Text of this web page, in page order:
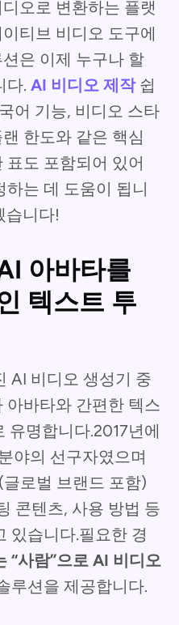
오로 변환하는 플랫
티브 비디오 도구에
은 이제 누구나 할
다. AI 비디오 제작쉽
어 기능, 비디오 스타
한도와 같은 핵심
도 포함되어 있어
는 데 도움이 됩니
습니다!
아바타를
텍스트 투
AI 비디오 생성기 중
아바타와 간편한 텍스
유명합니다.2017년에
야의 선구자였으며
로벌 브랜드 포함)
콘텐츠, 사용 방법 등
있습니다.필요한 경
“사람”으로 AI 비디오
루션을 제공합니다.